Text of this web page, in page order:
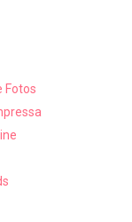
Fotos